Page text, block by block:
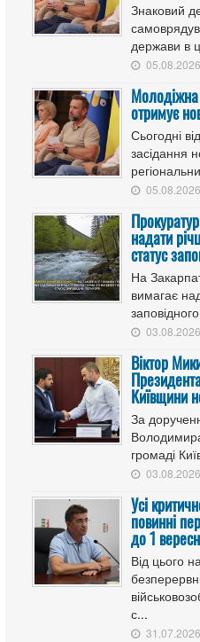
Знаковий
держави в
Молодіжна
отримує
Сьогодні
засідання
надати
статус
На
вимагає
Віктор
Київщини
За
громаді
Усі
повинні
до 1
Від цього
с...